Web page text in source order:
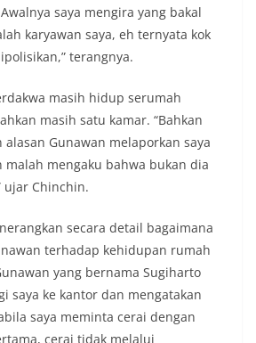
saya mengira yang bakal
karyawan saya, eh ternyata kok
terangnya.
masih hidup serumah
masih satu kamar. “Bahkan
alasan Gunawan melaporkan saya
malah mengaku bahwa bukan dia
ujar Chinchin.
secara detail bagaimana
terhadap kehidupan rumah
yang bernama Sugiharto
saya ke kantor dan mengatakan
saya meminta cerai dengan
cerai tidak melalui